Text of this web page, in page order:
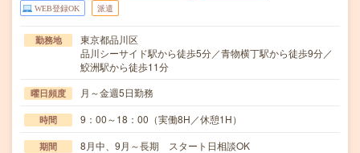
WEB登録OK 派遣
勤務地
東京都品川区
品川シーサイド駅から徒歩5分／青物横丁駅から徒歩9分／
鮫洲駅から徒歩11分
曜日頻度 月～金週5日勤務
時間 9：00～18：00（実働8H／休憩1H）
期間 8月中、9月～長期 スタート日相談OK